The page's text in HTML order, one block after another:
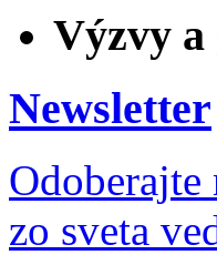
Výzvy
Newsletter
zo sveta